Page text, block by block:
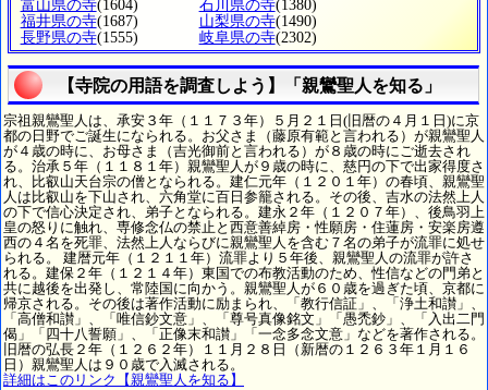
富山県の寺(1604) 石川県の寺(1380)
福井県の寺(1687) 山梨県の寺(1490)
長野県の寺(1555) 岐阜県の寺(2302)
【寺院の用語を調査しよう】「親鸞聖人を知る」
宗祖親鸞聖人は、承安３年（１１７３年）５月２１日(旧暦の４月１日)に京
都の日野でご誕生になられる。お父さま（藤原有範と言われる）が親鸞聖人
が４歳の時に、お母さま（吉光御前と言われる）が８歳の時にご逝去され
る。治承５年（１１８１年）親鸞聖人が９歳の時に、慈円の下で出家得度さ
れ、比叡山天台宗の僧となられる。建仁元年（１２０１年）の春頃、親鸞聖
人は比叡山を下山され、六角堂に百日参籠される。その後、吉水の法然上人
の下で信心決定され、弟子となられる。建永２年（１２０７年）、後鳥羽上
皇の怒りに触れ、専修念仏の禁止と西意善綽房・性願房・住蓮房・安楽房遵
西の４名を死罪、法然上人ならびに親鸞聖人を含む７名の弟子が流罪に処せ
られる。 建暦元年（１２１１年）流罪より５年後、親鸞聖人の流罪が許さ
れる。建保２年（１２１４年）東国での布教活動のため、性信などの門弟と
共に越後を出発し、常陸国に向かう。親鸞聖人が６０歳を過ぎた頃、京都に
帰京される。その後は著作活動に励まられ、「教行信証」、「浄土和讃」、
「高僧和讃」、「唯信鈔文意」、「尊号真像銘文」「愚禿鈔」、「入出二門
偈」「四十八誓願」、「正像末和讃」「一念多念文意」などを著作される。
旧暦の弘長２年（１２６２年）１１月２８日（新暦の１２６３年１月１６
日）親鸞聖人は９０歳で入滅される。
詳細はこのリンク【親鸞聖人を知る】